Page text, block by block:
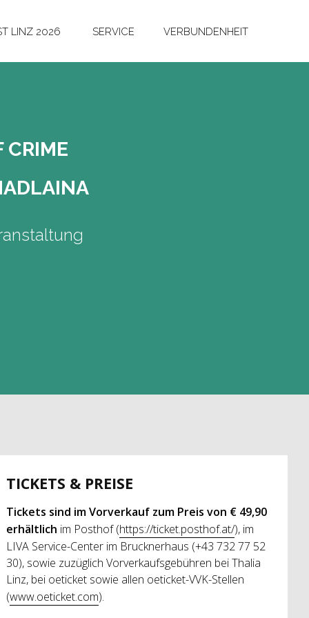
LINZ 2026 SERVICE VERBUNDENHEIT
CRIME
TICKETS & PREISE
Tickets sind im Vorverkauf zum Preis von € 49,90
erhältlich im Posthof (https://ticket.posthof.at/), im
LIVA Service-Center im Brucknerhaus (+43 732 77 52
30), sowie zuzüglich Vorverkaufsgebühren bei Thalia
Linz, bei oeticket sowie allen oeticket-VVK-Stellen
(www.oeticket.com).